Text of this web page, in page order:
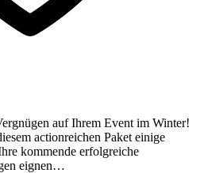
auf Ihrem Event im Winter!
actionreichen Paket einige
kommende erfolgreiche
eignen…